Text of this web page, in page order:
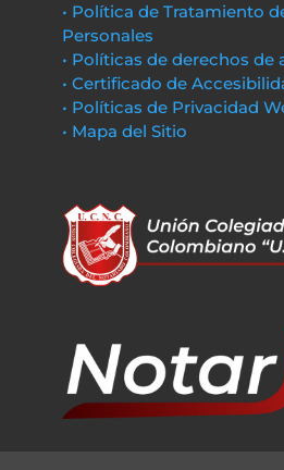
• Política de Tratamiento
Personales
• Políticas de derechos de
• Certificado de
• Políticas de Privacidad
• Mapa del Sitio